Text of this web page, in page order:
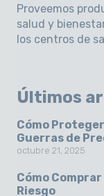
Proveemos
salud y
los centros de
Últimos
Cómo
Guerras de
octubre 21, 2025
Cómo
Riesgo